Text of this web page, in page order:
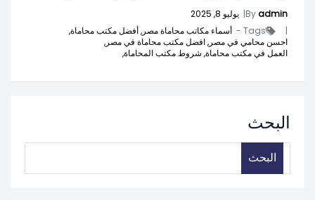
Byadmin
| يوليو 8, 2025
|
Tags - أسماء مكاتب محاماة مصر,أفضل مكتب محاماة,
احسن محامي في مصر,افضل مكتب محاماة في مصر,
العمل في مكتب محاماة, شروط مكتب المحاماة,
البحث
البحث